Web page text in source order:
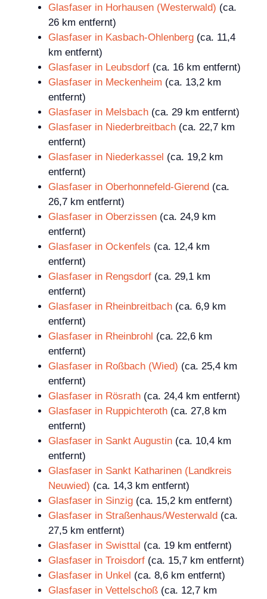
Glasfaser in Horhausen (Westerwald) (ca.
26 km entfernt)
Glasfaser in Kasbach-Ohlenberg (ca. 11,4
km entfernt)
Glasfaser in Leubsdorf (ca. 16 km entfernt)
Glasfaser in Meckenheim (ca. 13,2 km
entfernt)
Glasfaser in Melsbach (ca. 29 km entfernt)
Glasfaser in Niederbreitbach (ca. 22,7 km
entfernt)
Glasfaser in Niederkassel (ca. 19,2 km
entfernt)
Glasfaser in Oberhonnefeld-Gierend (ca.
26,7 km entfernt)
Glasfaser in Oberzissen (ca. 24,9 km
entfernt)
Glasfaser in Ockenfels (ca. 12,4 km
entfernt)
Glasfaser in Rengsdorf (ca. 29,1 km
entfernt)
Glasfaser in Rheinbreitbach (ca. 6,9 km
entfernt)
Glasfaser in Rheinbrohl (ca. 22,6 km
entfernt)
Glasfaser in Roßbach (Wied) (ca. 25,4 km
entfernt)
Glasfaser in Rösrath (ca. 24,4 km entfernt)
Glasfaser in Ruppichteroth (ca. 27,8 km
entfernt)
Glasfaser in Sankt Augustin (ca. 10,4 km
entfernt)
Glasfaser in Sankt Katharinen (Landkreis
Neuwied) (ca. 14,3 km entfernt)
Glasfaser in Sinzig (ca. 15,2 km entfernt)
Glasfaser in Straßenhaus/Westerwald (ca.
27,5 km entfernt)
Glasfaser in Swisttal (ca. 19 km entfernt)
Glasfaser in Troisdorf (ca. 15,7 km entfernt)
Glasfaser in Unkel (ca. 8,6 km entfernt)
Glasfaser in Vettelschoß (ca. 12,7 km